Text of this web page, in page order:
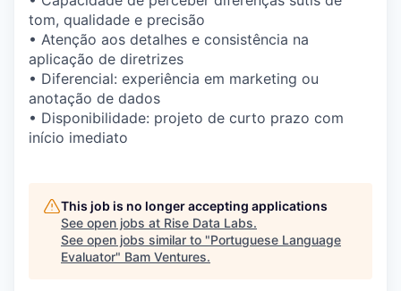
tom, qualidade e precisão
• Atenção aos detalhes e consistência na
aplicação de diretrizes
• Diferencial: experiência em marketing ou
anotação de dados
• Disponibilidade: projeto de curto prazo com
início imediato
This job is no longer accepting applications
See open jobs at Rise Data Labs.
See open jobs similar to "Portuguese Language
Evaluator" Bam Ventures.